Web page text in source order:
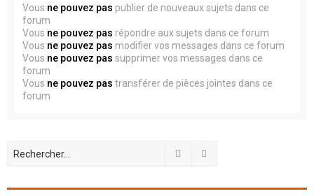
Vous ne pouvez pas publier de nouveaux sujets dans ce
forum
Vous ne pouvez pas répondre aux sujets dans ce forum
Vous ne pouvez pas modifier vos messages dans ce forum
Vous ne pouvez pas supprimer vos messages dans ce
forum
Vous ne pouvez pas transférer de pièces jointes dans ce
forum
Rechercher